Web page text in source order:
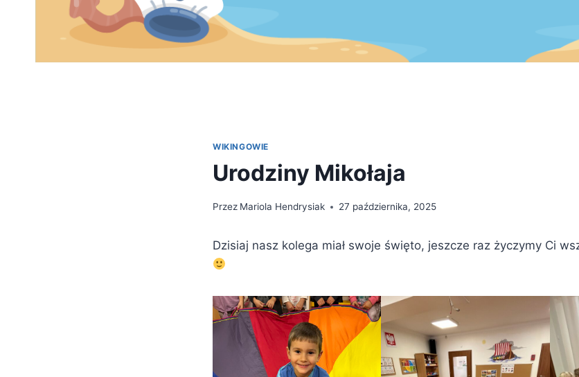
WIKINGOWIE
Urodziny Mikołaja
Przez Mariola Hendrysiak 27 października, 2025
Dzisiaj nasz kolega miał swoje święto, jeszcze raz życzymy Ci